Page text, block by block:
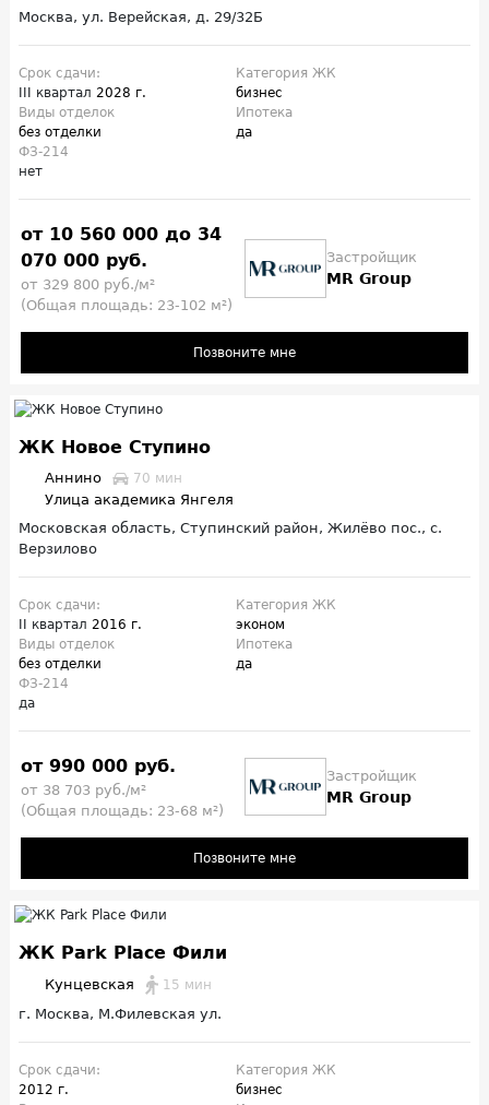
Москва, ул. Верейская, д. 29/32Б
Срок сдачи:
III квартал 2028 г.
Категория ЖК
бизнес
Виды отделок
без отделки
Ипотека
да
ФЗ-214
нет
от 10 560 000 до 34
070 000 руб.
от 329 800 руб./м²
(Общая площадь: 23-102 м²)
Застройщик
MR Group
Позвоните мне
ЖК Новое Ступино
Аннино 70 мин
Улица академика Янгеля
Московская область, Ступинский район, Жилёво пос., с.
Верзилово
Срок сдачи:
II квартал 2016 г.
Категория ЖК
эконом
Виды отделок
без отделки
Ипотека
да
ФЗ-214
да
от 990 000 руб.
от 38 703 руб./м²
(Общая площадь: 23-68 м²)
Застройщик
MR Group
Позвоните мне
ЖК Park Place Фили
Кунцевская 15 мин
г. Москва, М.Филевская ул.
Срок сдачи:
2012 г.
Категория ЖК
бизнес